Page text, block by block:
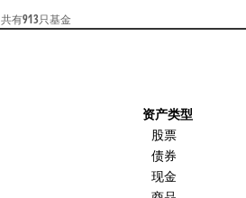
共有913只基金
资产类型
股票
债券
现金